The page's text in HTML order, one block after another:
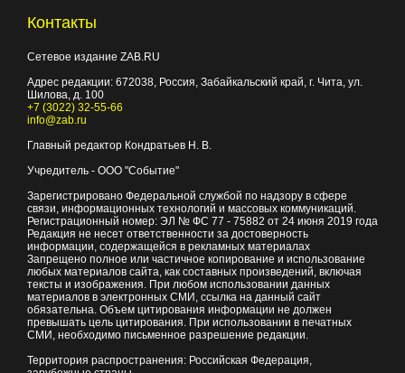
Контакты
Сетевое издание ZAB.RU
Адрес редакции: 672038 , Россия, Забайкальский край, г. Чита ул.
Шилова, д. 100
+7 (3022) 32-55-66
info@zab.ru
Главный редактор Кондратьев Н. В.
Учредитель - ООО "Событие"
Зарегистрировано Федеральной службой по надзору в сфере
связи, информационных технологий и массовых коммуникаций.
Регистрационный номер: ЭЛ № ФС 77 - 75882 от 24 июня 2019 года
Редакция не несет ответственности за достоверность
информации, содержащейся в рекламных материалах
Запрещено полное или частичное копирование и использование
любых материалов сайта, как составных произведений, включая
тексты и изображения. При любом использовании данных
материалов в электронных СМИ, ссылка на данный сайт
обязательна. Объем цитирования информации не должен
превышать цель цитирования. При использовании в печатных
СМИ, необходимо письменное разрешение редакции.
Территория распространения: Российская Федерация,